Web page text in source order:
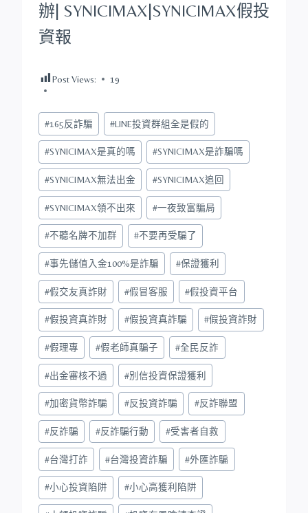
辦| SYNICIMAX|SYNICIMAX假投
資報
Post Views: 19
Post
Tags:
#165反詐騙 #LINE投資群組全是假的
#SYNICIMAX是真的嗎 #SYNICIMAX是詐騙嗎
#SYNICIMAX無法出金 #SYNICIMAX追回
#SYNICIMAX領不出來 #一夜致富騙局
#不聽名牌不加群 #不要再受騙了
#事先儲值入金100%是詐騙 #保證獲利
#假交友真詐財 #假冒客服 #假投資平台
#假投資真詐財 #假投資真詐騙 #假投資詐財
#假理專 #假老師真騙子 #全民反詐
#出金審核不過 #別信投資保證獲利
#加密貨幣詐騙 #反投資詐騙 #反詐聯盟
#反詐騙 #反詐騙行動 #受害者自救
#台灣打詐 #台灣投資詐騙 #外匯詐騙
#小心投資陷阱 #小心高獲利陷阱